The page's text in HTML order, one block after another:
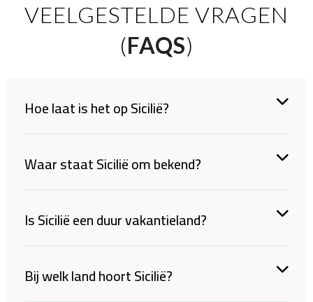
VEELGESTELDE VRAGEN
(FAQS)
Hoe laat is het op Sicilië?
Waar staat Sicilië om bekend?
Is Sicilië een duur vakantieland?
Bij welk land hoort Sicilië?